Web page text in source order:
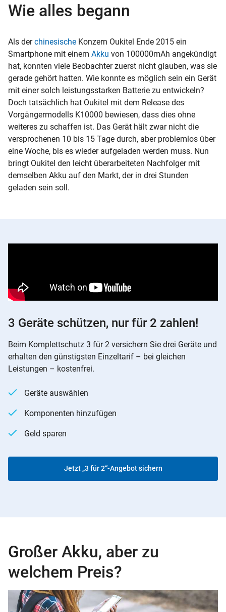
Wie alles begann
Als derchinesische Konzern Oukitel Ende 2015 ein
Smartphone mit einem Akku von 100000mAh angekündigt
hat, konnten viele Beobachter zuerst nicht glauben, was sie
gerade gehört hatten. Wie konnte es möglich sein ein Gerät
mit einer solch leistungsstarken Batterie zu entwickeln?
Doch tatsächlich hat Oukitel mit dem Release des
Vorgängermodells K10000 bewiesen, dass dies ohne
weiteres zu schaffen ist. Das Gerät hält zwar nicht die
versprochenen 10 bis 15 Tage durch, aber problemlos über
eine Woche, bis es wieder aufgeladen werden muss. Nun
bringt Oukitel den leicht überarbeiteten Nachfolger mit
demselben Akku auf den Markt, der in drei Stunden
geladen sein soll.
3 Geräte schützen, nur für 2 zahlen!
Beim Komplettschutz 3 für 2 versichern Sie drei Geräte und
erhalten den günstigsten Einzeltarif – bei gleichen
Leistungen – kostenfrei.
Geräte auswählen
Komponenten hinzufügen
Geld sparen
Jetzt „3 für 2“-Angebot sichern
Großer Akku, aber zu
welchem Preis?